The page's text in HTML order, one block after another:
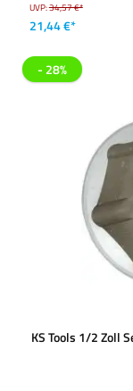
UVP:34,57 €*
21,44 €*
- 28%
KS Tools 1/2 Zoll